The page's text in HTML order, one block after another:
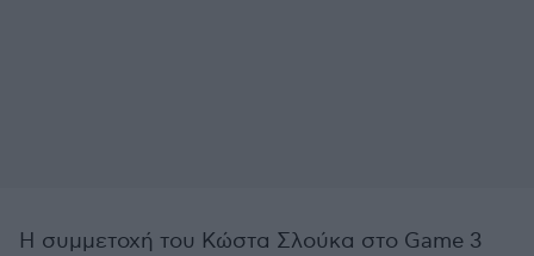
Η συμμετοχή του Κώστα Σλούκα στο Game 3